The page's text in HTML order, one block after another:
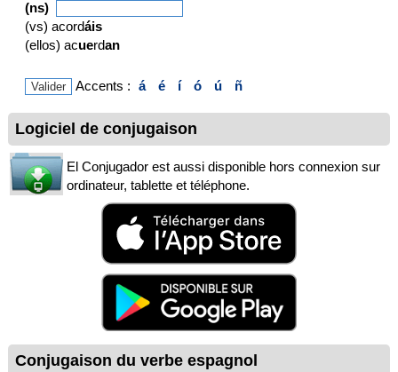
(ns)
(vs) acordáis
(ellos) acuerdan
Accents : á é í ó ú ñ
Logiciel de conjugaison
El Conjugador est aussi disponible hors connexion sur
ordinateur, tablette et téléphone.
Conjugaison du verbe espagnol